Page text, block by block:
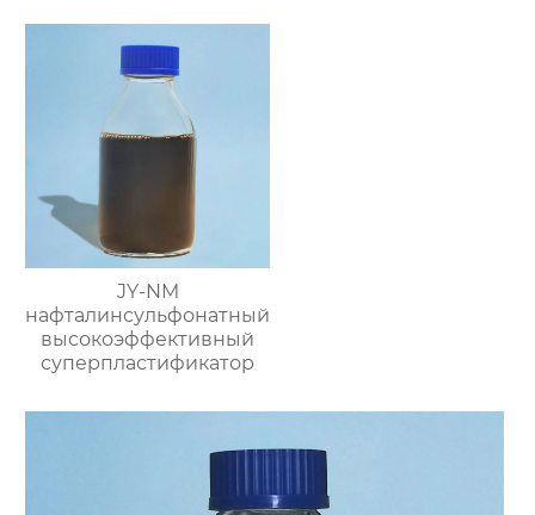
JY-NM
нафталинсульфонатный
высокоэффективный
суперпластификатор